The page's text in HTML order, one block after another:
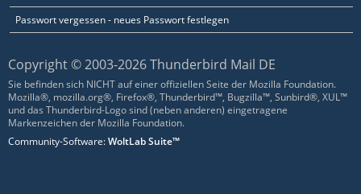
Passwort vergessen - neues Passwort festlegen
Copyright © 2003-2026 Thunderbird Mail DE
Sie befinden sich NICHT auf einer offiziellen Seite der Mozilla Foundation.
Mozilla®, mozilla.org®, Firefox®, Thunderbird™, Bugzilla™, Sunbird®, XUL™
und das Thunderbird-Logo sind (neben anderen) eingetragene
Markenzeichen der Mozilla Foundation.
Community-Software:WoltLab Suite™